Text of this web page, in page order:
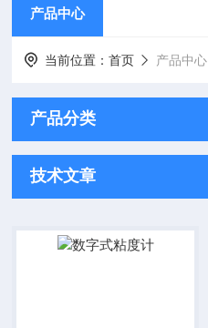
产品中心
当前位置：首页 产品中心
产品分类
技术文章